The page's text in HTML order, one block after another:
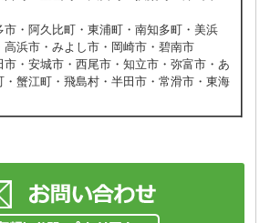
市・阿久比町・東浦町・南知多町・美浜
高浜市・みよし市・岡崎市・碧南市
市・安城市・西尾市・知立市・弥富市・あ
・蟹江町・飛島村・半田市・常滑市・東海